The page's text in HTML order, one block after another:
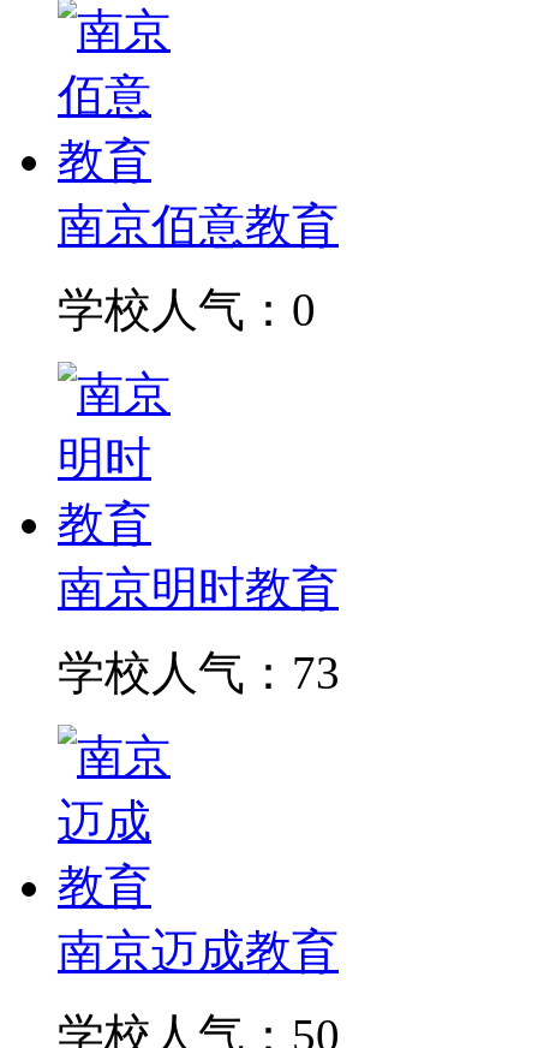
南京佰意教育
学校人气：0
南京明时教育
学校人气：73
南京迈成教育
学校人气：50